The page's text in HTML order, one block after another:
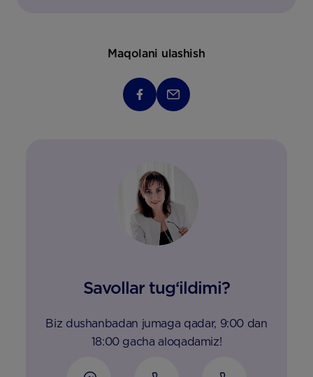
Maqolani ulashish
Savollar tug‘ildimi?
Biz dushanbadan jumaga qadar, 9:00 dan
18:00 gacha aloqadamiz!